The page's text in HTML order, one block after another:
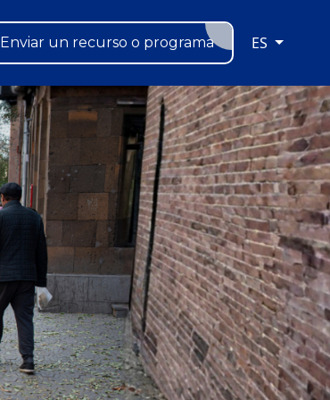
Enviar un recurso o programa ES